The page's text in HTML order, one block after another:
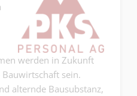
werden in Zukunft
sein.
alternde Bausubstanz,